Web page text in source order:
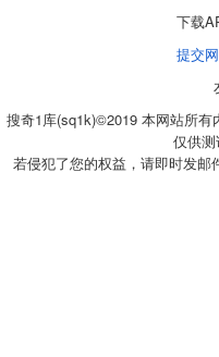
下载
提交
搜奇1库(sq1k)©2019 本网站所有
仅供测
若侵犯了您的权益，请即时发